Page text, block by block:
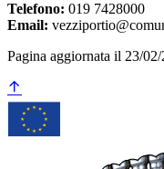
Telefono: 019 7428000
Email:
Pagina aggiornata il 23/